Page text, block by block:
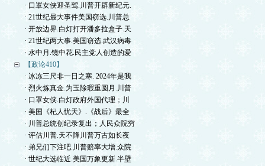
· 口罩女侠迎圣驾.川普开辟新纪元.
· 21世纪最大事件美国窃选.川普总
· 开放边界.白灯打开潘多拉盒子.天
· 21世纪两大事.美国窃选.武汉病毒
· 水中月.镜中花.民主党人创造的爱
【政论410】
· 冰冻三尺非一日之寒. 2024年是我
· 烈火炼真金.为玉除瑕重圆月.川普
· 口罩女侠.白灯政府外国代理；川
· 美国《杞人忧天》.《战后》最全
· 川普总统创纪录复出；人民众院穷
· 评估川普.天不降川普万古如长夜
· 弟兄们下注吧.川普赔率大增.众院
· 世纪大选临近.美国万象更新.半壁